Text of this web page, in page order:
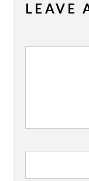
LEAVE